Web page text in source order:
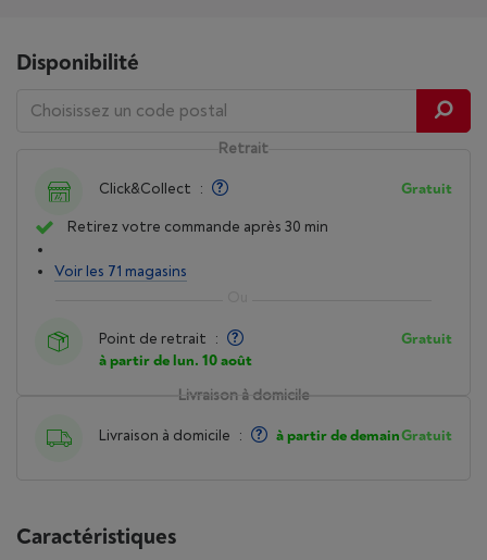
Disponibilité
Livraison à domicile
Livraison à domicile : à partir de demainGratuit
Retrait
Click&Collect : Gratuit
Retirez votre commande après 30 min
Voir les 71 magasins
Point de retrait :
à partir de lun. 10 août
Gratuit
Caractéristiques